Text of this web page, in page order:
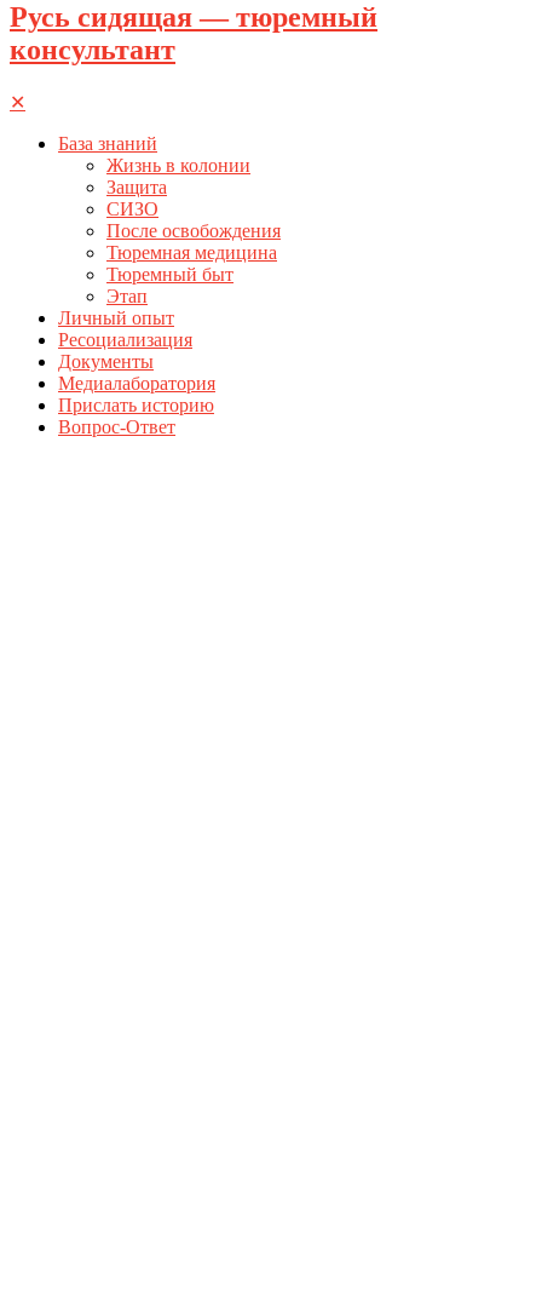
Русь сидящая — тюремный
консультант
✕
База знаний
Жизнь в колонии
Защита
СИЗО
После освобождения
Тюремная медицина
Тюремный быт
Этап
Личный опыт
Ресоциализация
Документы
Медиалаборатория
Прислать историю
Вопрос-Ответ